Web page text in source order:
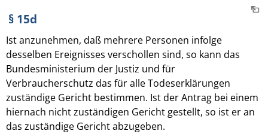
§ 15d
Ist anzunehmen, daß mehrere Personen infolge
desselben Ereignisses verschollen sind, so kann das
Bundesministerium der Justiz und für
Verbraucherschutz das für alle Todeserklärungen
zuständige Gericht bestimmen. Ist der Antrag bei einem
hiernach nicht zuständigen Gericht gestellt, so ist er an
das zuständige Gericht abzugeben.